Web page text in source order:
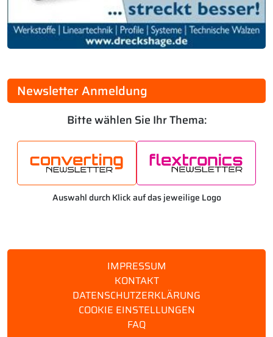
Newsletter Anmeldung
Bitte wählen Sie Ihr Thema:
Auswahl durch Klick auf das jeweilige Logo
IMPRESSUM
KONTAKT
DATENSCHUTZERKLÄRUNG
COOKIE EINSTELLUNGEN
FAQ